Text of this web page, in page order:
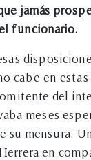
jamás
funcionario.
cabe en
del
meses
su mensura.
en